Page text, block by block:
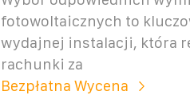
fotowoltaicznych to
wydajnej instalacji, która
rachunki za
Bezpłatna Wycena